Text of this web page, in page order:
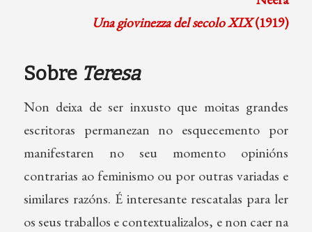
Una giovinezza del secolo XIX(1919)
Sobre Teresa
Non deixa de ser inxusto que moitas grandes
escritoras permanezan no esquecemento por
manifestaren no seu momento opinións
contrarias ao feminismo ou por outras variadas e
similares razóns. É interesante rescatalas para ler
os seus traballos e contextualizalos, e non caer na